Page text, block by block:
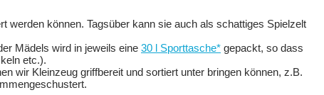
werden können. Tagsüber kann sie auch als schattiges Spielzelt
Mädels wird in jeweils eine 30 l Sporttasche* gepackt, so dass
etc.).
wir Kleinzeug griffbereit und sortiert unter bringen können, z.B.